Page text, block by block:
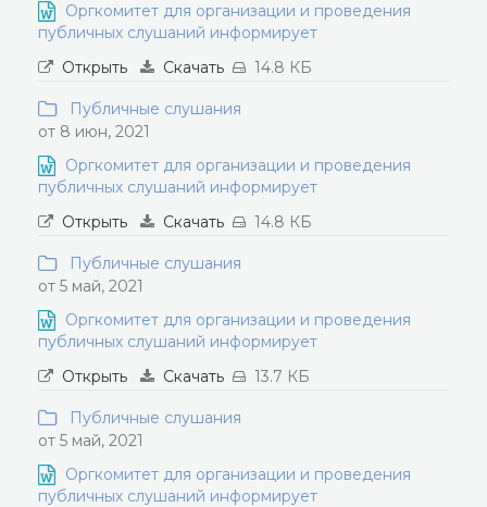
Оргкомитет для организации и проведения
публичных слушаний информирует
Открыть
Скачать 14.8 КБ
Публичные слушания
от 8 июн, 2021
Оргкомитет для организации и проведения
публичных слушаний информирует
Открыть
Скачать 14.8 КБ
Публичные слушания
от 5 май, 2021
Оргкомитет для организации и проведения
публичных слушаний информирует
Открыть
Скачать 13.7 КБ
Публичные слушания
от 5 май, 2021
Оргкомитет для организации и проведения
публичных слушаний информирует